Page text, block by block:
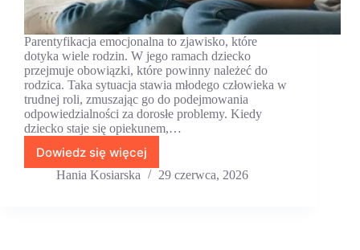
Parentyfikacja emocjonalna to zjawisko, które
dotyka wiele rodzin. W jego ramach dziecko
przejmuje obowiązki, które powinny należeć do
rodzica. Taka sytuacja stawia młodego człowieka w
trudnej roli, zmuszając go do podejmowania
odpowiedzialności za dorosłe problemy. Kiedy
dziecko staje się opiekunem,…
Dowiedz się więcej
Parentyfikacja
emocjonalna
Hania Kosiarska 29 czerwca, 2026